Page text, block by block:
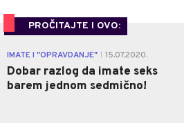
PROČITAJTE I OVO:
IMATE I "OPRAVDANJE" 15.07.2020.
Dobar razlog da imate seks
barem jednom sedmično!